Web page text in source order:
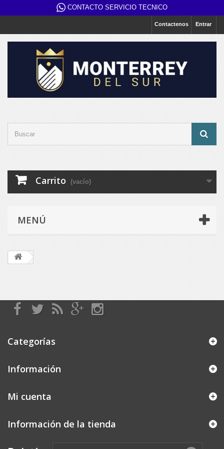
CONTACTO SERVICIO TECNICO
Entrar
Contactenos
Carrito (vacío)
MENÚ
Categorías
Información
Mi cuenta
Información de la tienda